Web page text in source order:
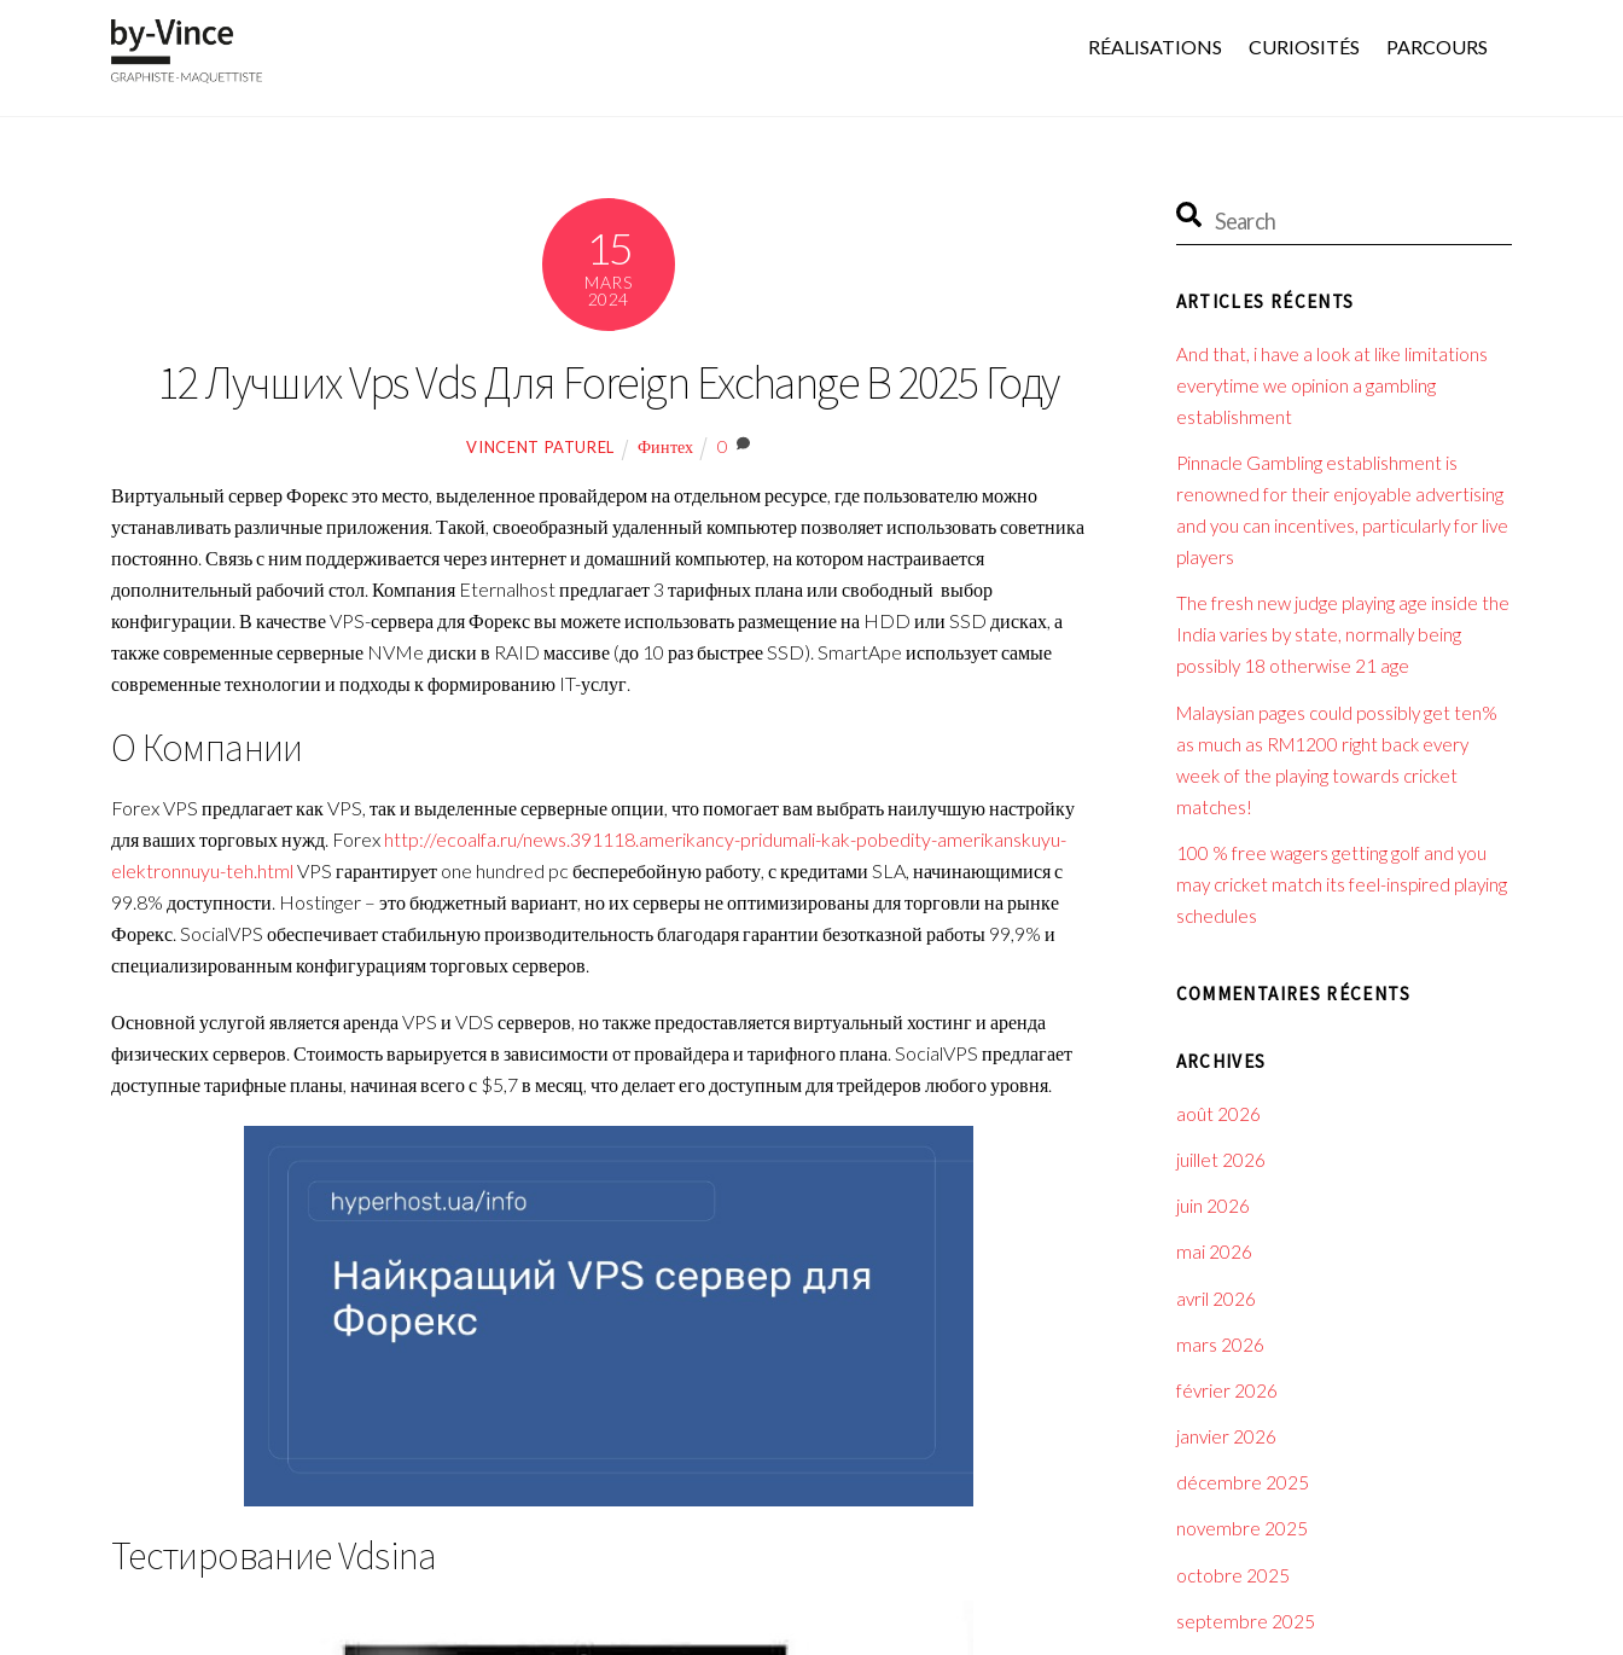
RÉALISATIONS CURIOSITÉS PARCOURS
15
MARS
2024
12 Лучших Vps Vds Для Foreign Exchange В 2025 Году
VINCENT PATUREL Финтех 0
Виртуальный сервер Форекс это место, выделенное провайдером на отдельном ресурсе, где пользователю можно
устанавливать различные приложения. Такой, своеобразный удаленный компьютер позволяет использовать советника
постоянно. Связь с ним поддерживается через интернет и домашний компьютер, на котором настраивается
дополнительный рабочий стол. Компания Eternalhost предлагает 3 тарифных плана или свободный выбор
конфигурации. В качестве VPS-сервера для Форекс вы можете использовать размещение на HDD или SSD дисках, а
также современные серверные NVMe диски в RAID массиве (до 10 раз быстрее SSD). SmartApe использует самые
современные технологии и подходы к формированию IT-услуг.
O Компании
Forex VPS предлагает как VPS, так и выделенные серверные опции, что помогает вам выбрать наилучшую настройку
для ваших торговых нужд. Forex http://ecoalfa.ru/news.391118.amerikancy-pridumali-kak-pobedity-amerikanskuyu-
elektronnuyu-teh.html VPS гарантирует one hundred pc бесперебойную работу, с кредитами SLA, начинающимися с
99.8% доступности. Hostinger – это бюджетный вариант, но их серверы не оптимизированы для торговли на рынке
Форекс. SocialVPS обеспечивает стабильную производительность благодаря гарантии безотказной работы 99,9% и
специализированным конфигурациям торговых серверов.
Основной услугой является аренда VPS и VDS серверов, но также предоставляется виртуальный хостинг и аренда
физических серверов. Стоимость варьируется в зависимости от провайдера и тарифного плана. SocialVPS предлагает
доступные тарифные планы, начиная всего с $5,7 в месяц, что делает его доступным для трейдеров любого уровня.
Тестирование Vdsina
ARTICLES RÉCENTS
And that, i have a look at like limitations
everytime we opinion a gambling
establishment
Pinnacle Gambling establishment is
renowned for their enjoyable advertising
and you can incentives, particularly for live
players
The fresh new judge playing age inside the
India varies by state, normally being
possibly 18 otherwise 21 age
Malaysian pages could possibly get ten%
as much as RM1200 right back every
week of the playing towards cricket
matches!
100 % free wagers getting golf and you
may cricket match its feel-inspired playing
schedules
COMMENTAIRES RÉCENTS
ARCHIVES
août 2026
juillet 2026
juin 2026
mai 2026
avril 2026
mars 2026
février 2026
janvier 2026
décembre 2025
novembre 2025
octobre 2025
septembre 2025